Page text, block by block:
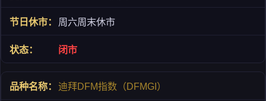
周六周末休市
闭市
迪拜DFM指数（DFMGI）